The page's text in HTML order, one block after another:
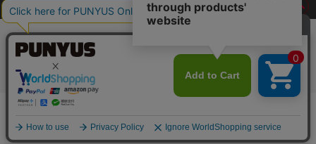
カートに入れる
COPYRIGHT WEGO.Co.,Ltd.All rights reserved